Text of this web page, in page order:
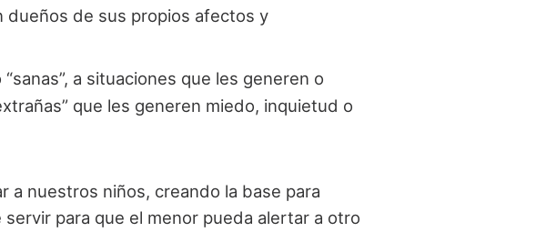
dueños de sus propios afectos y
a situaciones que les generen o
que les generen miedo, inquietud o
a nuestros niños, creando la base para
para que el menor pueda alertar a otro